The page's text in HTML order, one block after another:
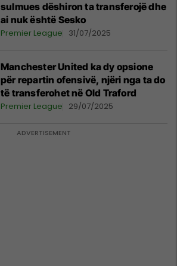
sulmues dëshiron ta transferojë dhe
ai nuk është Sesko
Premier League 31/07/2025
Manchester United ka dy opsione
për repartin ofensivë, njëri nga ta do
të transferohet në Old Traford
Premier League 29/07/2025